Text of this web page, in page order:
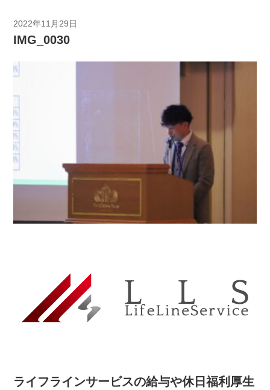
2022年11月29日
IMG_0030
ライフラインサービスの給与や休日福利厚生